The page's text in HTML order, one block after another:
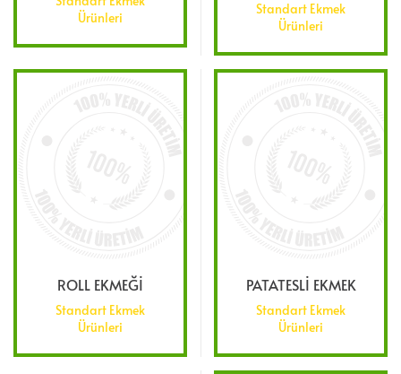
Ürünleri
Standart Ekmek
Ürünleri
ROLL EKMEĞİ
Standart Ekmek
Ürünleri
PATATESLİ EKMEK
Standart Ekmek
Ürünleri